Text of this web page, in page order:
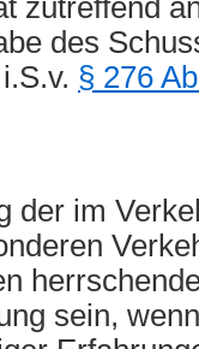
zutreffend
des
§ 276
der im
sein,